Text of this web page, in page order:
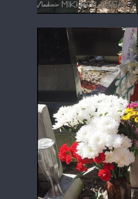
Алексей Родионов